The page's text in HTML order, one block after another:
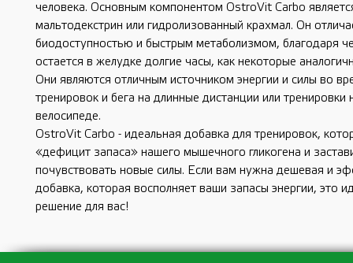
человека. Основным компонентом OstroVit Carbo
мальтодекстрин или гидролизованный крахмал. Он
биодоступностью и быстрым метаболизмом, благодаря
остается в желудке долгие часы, как некоторые
Они являются отличным источником энергии и силы во
тренировок и бега на длинные дистанции или тренировки
велосипеде.
OstroVit Carbo - идеальная добавка для тренировок,
«дефицит запаса» нашего мышечного гликогена и
почувствовать новые силы. Если вам нужна дешевая и
добавка, которая восполняет ваши запасы энергии, это
решение для вас!